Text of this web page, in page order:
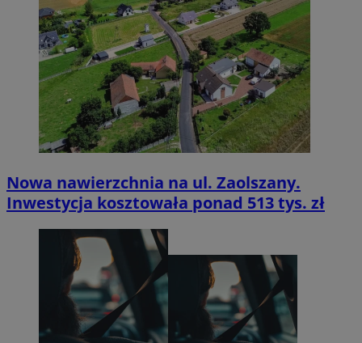
Nowa nawierzchnia na ul. Zaolszany.
Inwestycja kosztowała ponad 513 tys. zł